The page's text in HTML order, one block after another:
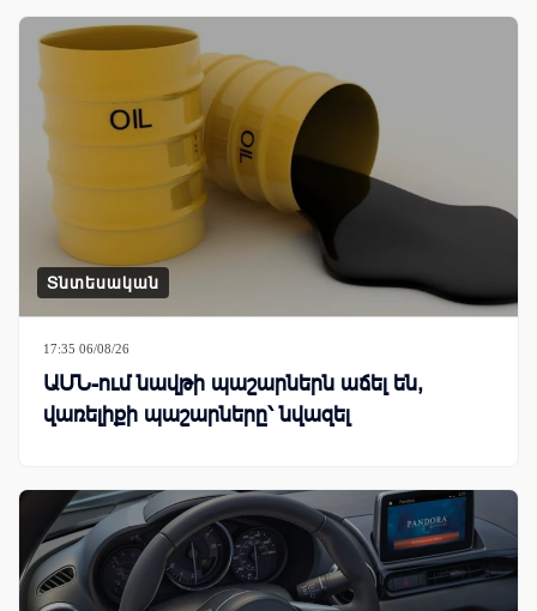
Տնտեսական
17:35 06/08/26
ԱՄՆ-ում նավթի պաշարներն աճել են,
վառելիքի պաշարները՝ նվազել